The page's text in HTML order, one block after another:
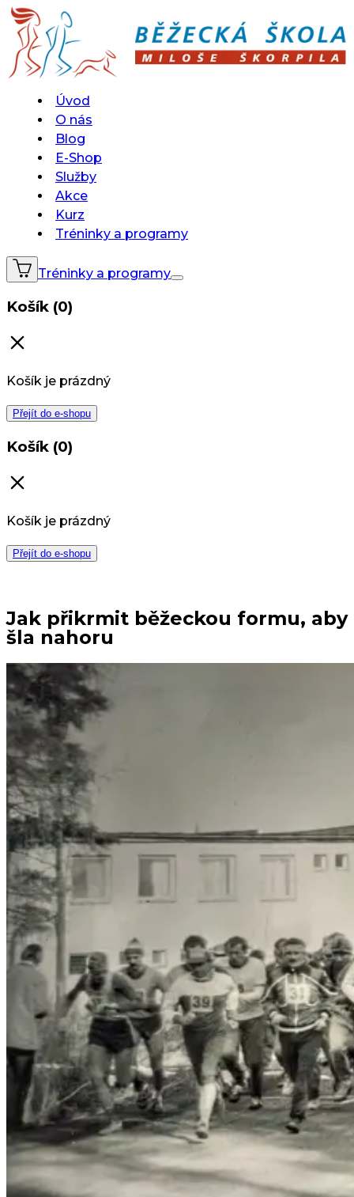
Úvod
O nás
Blog
E-Shop
Služby
Akce
Kurz
Tréninky a programy
Tréninky a programy
Košík (0)
Košík je prázdný
Přejít do e-shopu
Košík (0)
Košík je prázdný
Přejít do e-shopu
Jak přikrmit běžeckou formu, aby
šla nahoru